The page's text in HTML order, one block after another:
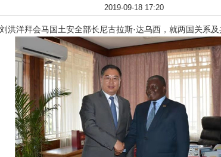
2019-09-18 17:20
洋拜会马国土安全部长尼古拉斯·达乌西，就两国关系及